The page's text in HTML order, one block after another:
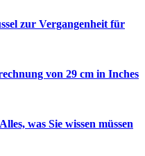
zur Vergangenheit für
von 29 cm in Inches
was Sie wissen müssen